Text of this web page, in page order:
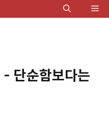
메
단순함보다는